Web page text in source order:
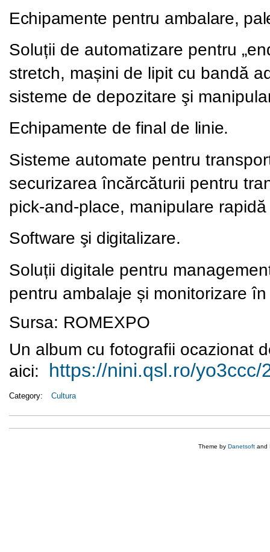
Echipamente pentru ambalare,
Soluții de automatizare pentru
stretch, mașini de lipit cu bandă
sisteme de depozitare şi
Echipamente de final de linie.
Sisteme automate pentru
securizarea încărcăturii pentru
pick-and-place, manipulare
Software şi digitalizare.
Soluții digitale pentru
pentru ambalaje și monitorizare
Sursa: ROMEXPO
Un album cu fotografii ocazionat
aici: https://nini.qsl.ro/yo3ccc/
Category: Cultura
Theme by Danetsoft and